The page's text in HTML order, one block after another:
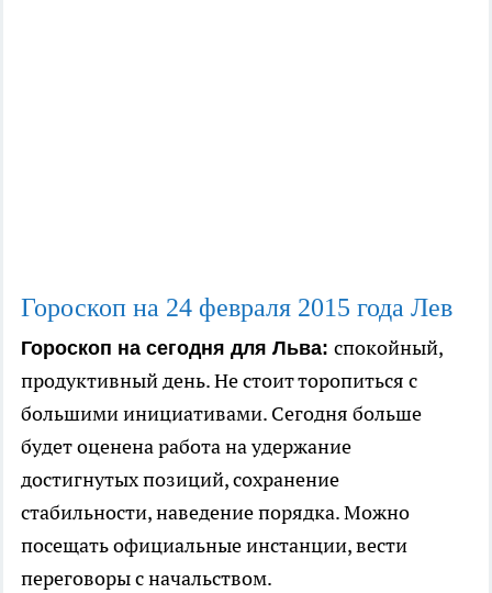
Гороскоп на 24 февраля 2015 года Лев
Гороскоп на сегодня для Льва: спокойный,
продуктивный день. Не стоит торопиться с
большими инициативами. Сегодня больше
будет оценена работа на удержание
достигнутых позиций, сохранение
стабильности, наведение порядка. Можно
посещать официальные инстанции, вести
переговоры с начальством.